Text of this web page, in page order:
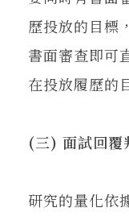
歷投放的目標
書面審查即可
在投放履歷的
(三) 面試回覆
研究的量化依